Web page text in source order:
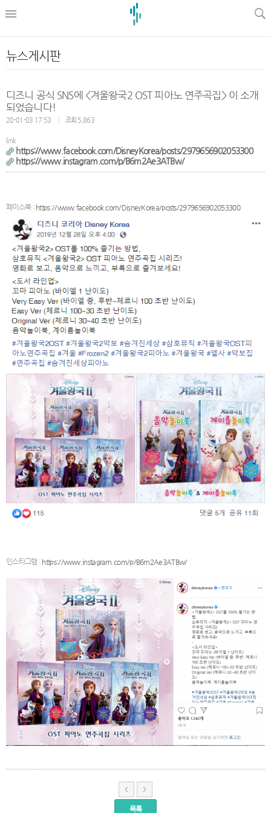
뉴스게시판
디즈니 공식 SNS에 <겨울왕국2 OST 피아노 연주곡집> 이 소개
되었습니다!
20-01-03 17:53 조회 5,863
link
https://www.facebook.com/DisneyKorea/posts/2979656902053300
https://www.instagram.com/p/B6m2Ae3ATBw/
페이스북 : https://www.facebook.com/DisneyKorea/posts/2979656902053300
인스타그램 : https://www.instagram.com/p/B6m2Ae3ATBw/
목록